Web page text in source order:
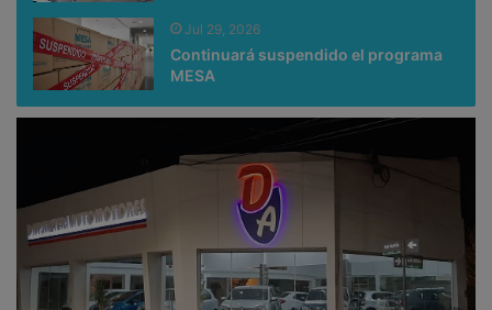
Jul 29, 2026
Continuará suspendido el programa
MESA